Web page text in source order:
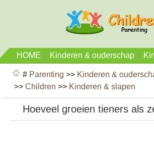
HOME Kinderen & ouderschap
# Parenting >> Kinderen &
>>Children >> Kinderen & slapen
Hoeveel groeien tieners als